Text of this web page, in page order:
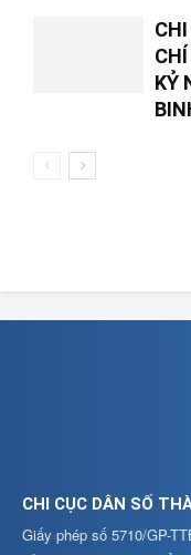
KỶ
CHI CỤC DÂN SỐ
Giấy phép số 5710/GP-